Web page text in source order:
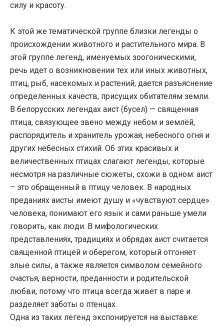
силу и красоту.
К этой же тематической группе близки легенды о
происхождении животного и растительного мира. В
этой группе легенд, именуемых зоогоническими,
речь идет о возникновении тех или иных животных,
птиц, рыб, насекомых и растений, дается разъяснение
определенных качеств, присущих обитателям земли.
В белорусских легендах аист (бусел) — священная
птица, связующее звено между небом и землёй,
распорядитель и хранитель урожая, небесного огня и
других небесных стихий. Об этих красивых и
величественных птицах слагают легенды, которые
несмотря на различные сюжеты, схожи в одном: аист
– это обращенный в птицу человек. В народных
преданиях аисты имеют душу и «чувствуют сердце»
человека, понимают его язык и сами раньше умели
говорить, как люди. В мифологических
представлениях, традициях и обрядах аист считается
священной птицей и оберегом, который отгоняет
злые силы, а также является символом семейного
счастья, верности, преданности и родительской
любви, потому что птица всегда живет в паре и
разделяет заботы о птенцах.
Одна из таких легенд экспонируется на выставке: